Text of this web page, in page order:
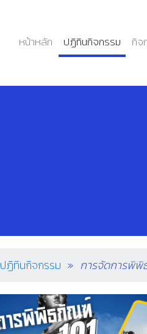
หน้าหลัก (current)
ปฏิทินกิจกรรม กิจ
ปฏิทินกิจกรรม การจัดการพิพิ